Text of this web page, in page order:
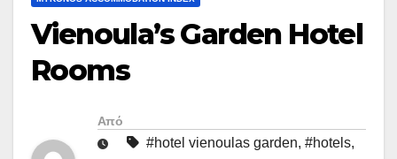
Vienoula’s Garden Hotel
Rooms
Από
#hotel vienoulas garden, #hotels,